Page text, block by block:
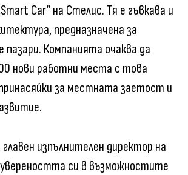
Car“ на Стелис. Тя е гъвкава и
предназначена за
Компанията очаква да
нови работни места с това
за местната заетост и
главен изпълнителен директор на
си в възможностите